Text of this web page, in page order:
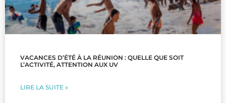
VACANCES D’ÉTÉ À LA RÉUNION : QUELLE QUE SOIT
L’ACTIVITÉ, ATTENTION AUX UV
LIRE LA SUITE »